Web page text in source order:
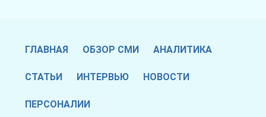
ГЛАВНАЯ ОБЗОР СМИ АНАЛИТИКА
СТАТЬИ ИНТЕРВЬЮ НОВОСТИ
ПЕРСОНАЛИИ